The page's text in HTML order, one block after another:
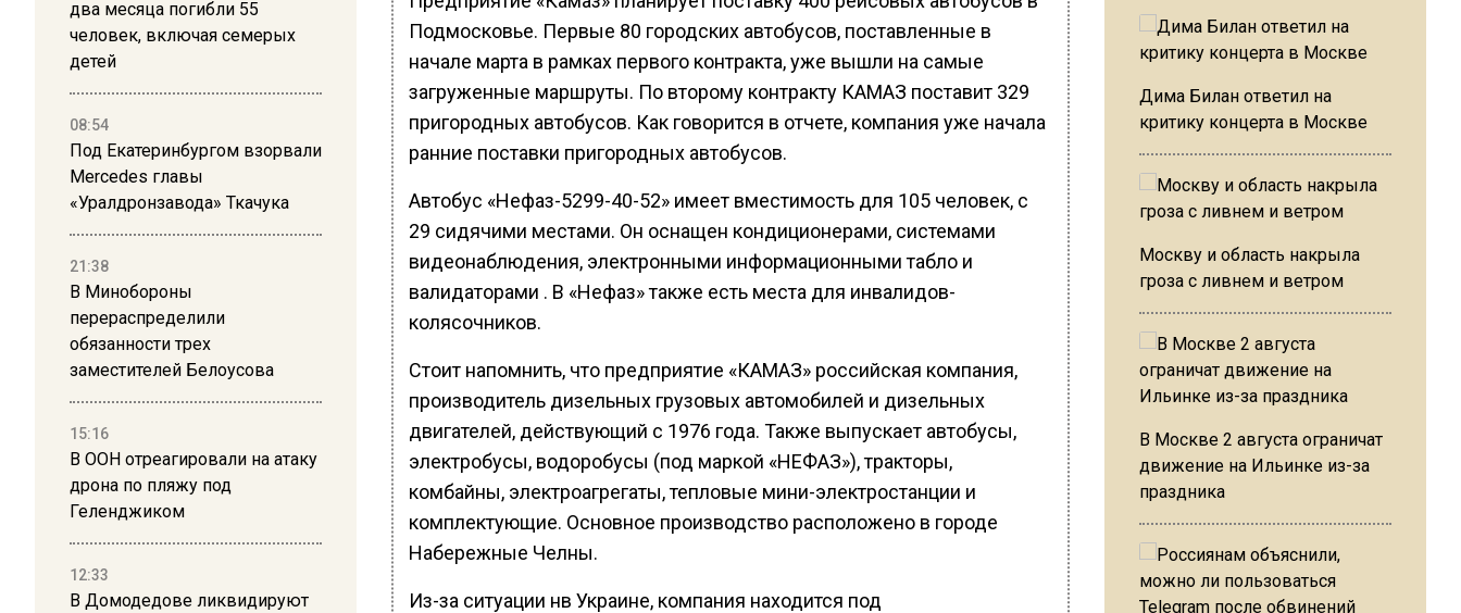
два месяца погибли 55
человек, включая семерых
детей
08:54
Под Екатеринбургом взорвали
Mercedes главы
«Уралдронзавода» Ткачука
21:38
В Минобороны
перераспределили
обязанности трех
заместителей Белоусова
15:16
В ООН отреагировали на атаку
дрона по пляжу под
Геленджиком
12:33
В Домодедове ликвидируют
Подмосковье. Первые 80 городских автобусов, поставленные в
начале марта в рамках первого контракта, уже вышли на самые
загруженные маршруты. По второму контракту КАМАЗ поставит 329
пригородных автобусов. Как говорится в отчете, компания уже начала
ранние поставки пригородных автобусов.
Автобус «Нефаз-5299-40-52» имеет вместимость для 105 человек, с
29 сидячими местами. Он оснащен кондиционерами, системами
видеонаблюдения, электронными информационными табло и
валидаторами . В «Нефаз» также есть места для инвалидов-
колясочников.
Стоит напомнить, что предприятие «КАМАЗ» российская компания,
производитель дизельных грузовых автомобилей и дизельных
двигателей, действующий с 1976 года. Также выпускает автобусы,
электробусы, водоробусы (под маркой «НЕФАЗ»), тракторы,
комбайны, электроагрегаты, тепловые мини-электростанции и
комплектующие. Основное производство расположено в городе
Набережные Челны.
Из-за ситуации нв Украине, компания находится под
Дима Билан ответил на
критику концерта в Москве
Москву и область накрыла
гроза с ливнем и ветром
В Москве 2 августа ограничат
движение на Ильинке из-за
праздника